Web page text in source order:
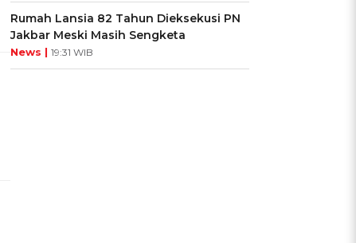
Rumah Lansia 82 Tahun Dieksekusi PN
Jakbar Meski Masih Sengketa
News | 19:31 WIB